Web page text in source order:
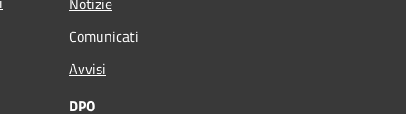
Comunicati
Avvisi
DPO